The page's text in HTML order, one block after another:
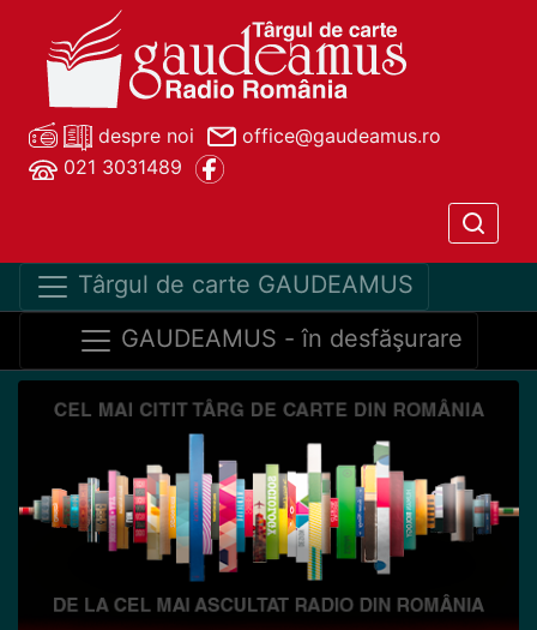
despre noi
office@gaudeamus.ro
021 3031489
Târgul de carte GAUDEAMUS
GAUDEAMUS - în desfăşurare